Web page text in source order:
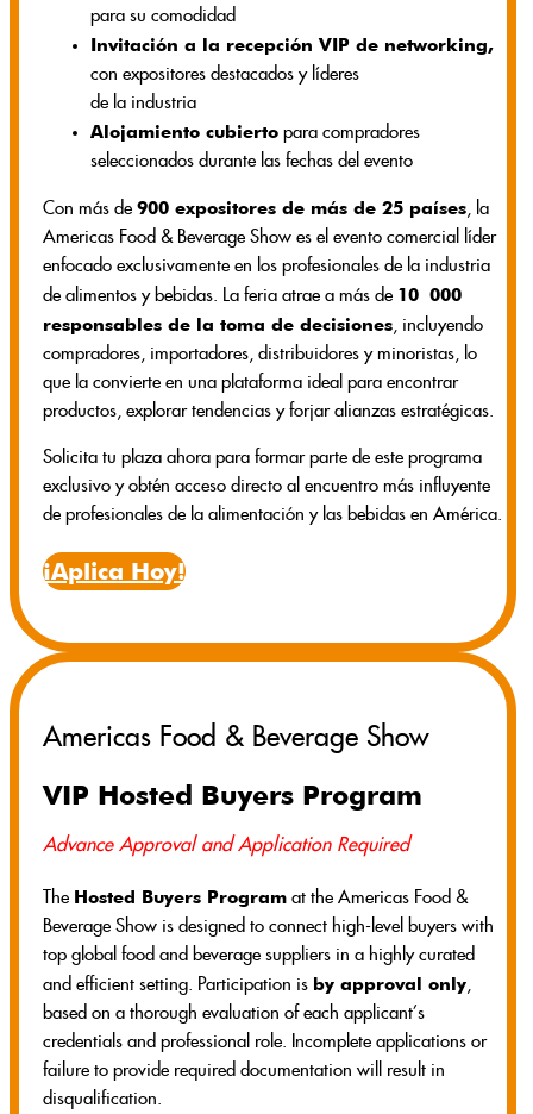
para su comodidad
Invitación a la recepción VIP de networking,
con expositores destacados y líderes
de la industria
Alojamiento cubierto para compradores
seleccionados durante las fechas del evento
Con más de 900 expositores de más de 25 países, la
Americas Food & Beverage Show es el evento comercial líder
enfocado exclusivamente en los profesionales de la industria
de alimentos y bebidas. La feria atrae a más de 10 000
responsables de la toma de decisiones, incluyendo
compradores, importadores, distribuidores y minoristas, lo
que la convierte en una plataforma ideal para encontrar
productos, explorar tendencias y forjar alianzas estratégicas.
Solicita tu plaza ahora para formar parte de este programa
exclusivo y obtén acceso directo al encuentro más influyente
de profesionales de la alimentación y las bebidas en América.
¡Aplica Hoy!
Americas Food & Beverage Show
VIP Hosted Buyers Program
Advance Approval and Application Required
The Hosted Buyers Program at the Americas Food &
Beverage Show is designed to connect high-level buyers with
top global food and beverage suppliers in a highly curated
and efficient setting. Participation is by approval only,
based on a thorough evaluation of each applicant’s
credentials and professional role. Incomplete applications or
failure to provide required documentation will result in
disqualification.